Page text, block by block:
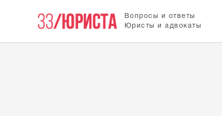
Вопросы и ответы
Юристы и адвокаты